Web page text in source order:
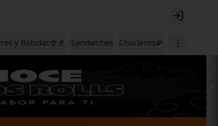
Login
y Bebidas🍨🥤 Sandwiches Chocleros🌽